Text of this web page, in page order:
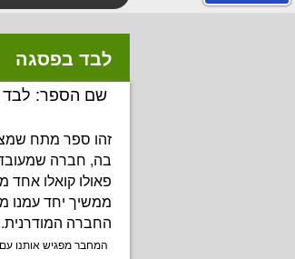
לבד בפסגה
שם הספר:
זהו ספר מתח
בה, חברה
פאולו קואלו אחד
ממשיך יחד עמנו
החברה המודרנית.
המחבר מפגיש אותנו